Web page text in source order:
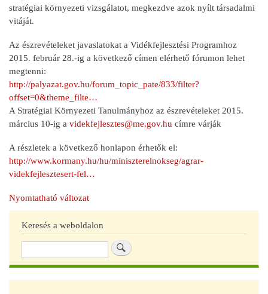
stratégiai környezeti vizsgálatot, megkezdve azok nyílt társadalmi
vitáját.
Az észrevételeket javaslatokat a Vidékfejlesztési Programhoz
2015. február 28.-ig a következő címen elérhető fórumon lehet
megtenni:
http://palyazat.gov.hu/forum_topic_pate/833/filter?
offset=0&theme_filte…
A Stratégiai Környezeti Tanulmányhoz az észrevételeket 2015.
március 10-ig a videkfejlesztes@me.gov.hu címre várják
A részletek a következő honlapon érhetők el:
http://www.kormany.hu/hu/miniszterelnokseg/agrar-
videkfejlesztesert-fel…
Nyomtatható változat
Keresés a weboldalon